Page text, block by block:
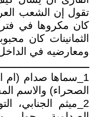
تقول إن الشعب
كان مكروها في
الثمانينات كان
ومعارضيه في
1_سماها صدام
الصحراء) والاسم
2_ميثم الجنابي،